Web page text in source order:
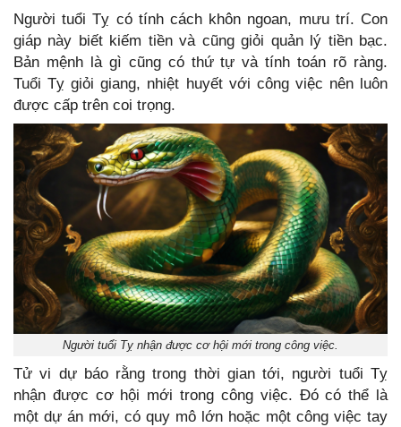
Người tuổi Tỵ có tính cách khôn ngoan, mưu trí. Con
giáp này biết kiếm tiền và cũng giỏi quản lý tiền bạc.
Bản mệnh là gì cũng có thứ tự và tính toán rõ ràng.
Tuổi Tỵ giỏi giang, nhiệt huyết với công việc nên luôn
được cấp trên coi trọng.
Người tuổi Tỵ nhận được cơ hội mới trong công việc.
Tử vi dự báo rằng trong thời gian tới, người tuổi Tỵ
nhận được cơ hội mới trong công việc. Đó có thể là
một dự án mới, có quy mô lớn hoặc một công việc tay